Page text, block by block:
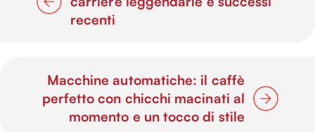
recenti
Macchine automatiche: il caffè
perfetto con chicchi macinati al
momento e un tocco di stile